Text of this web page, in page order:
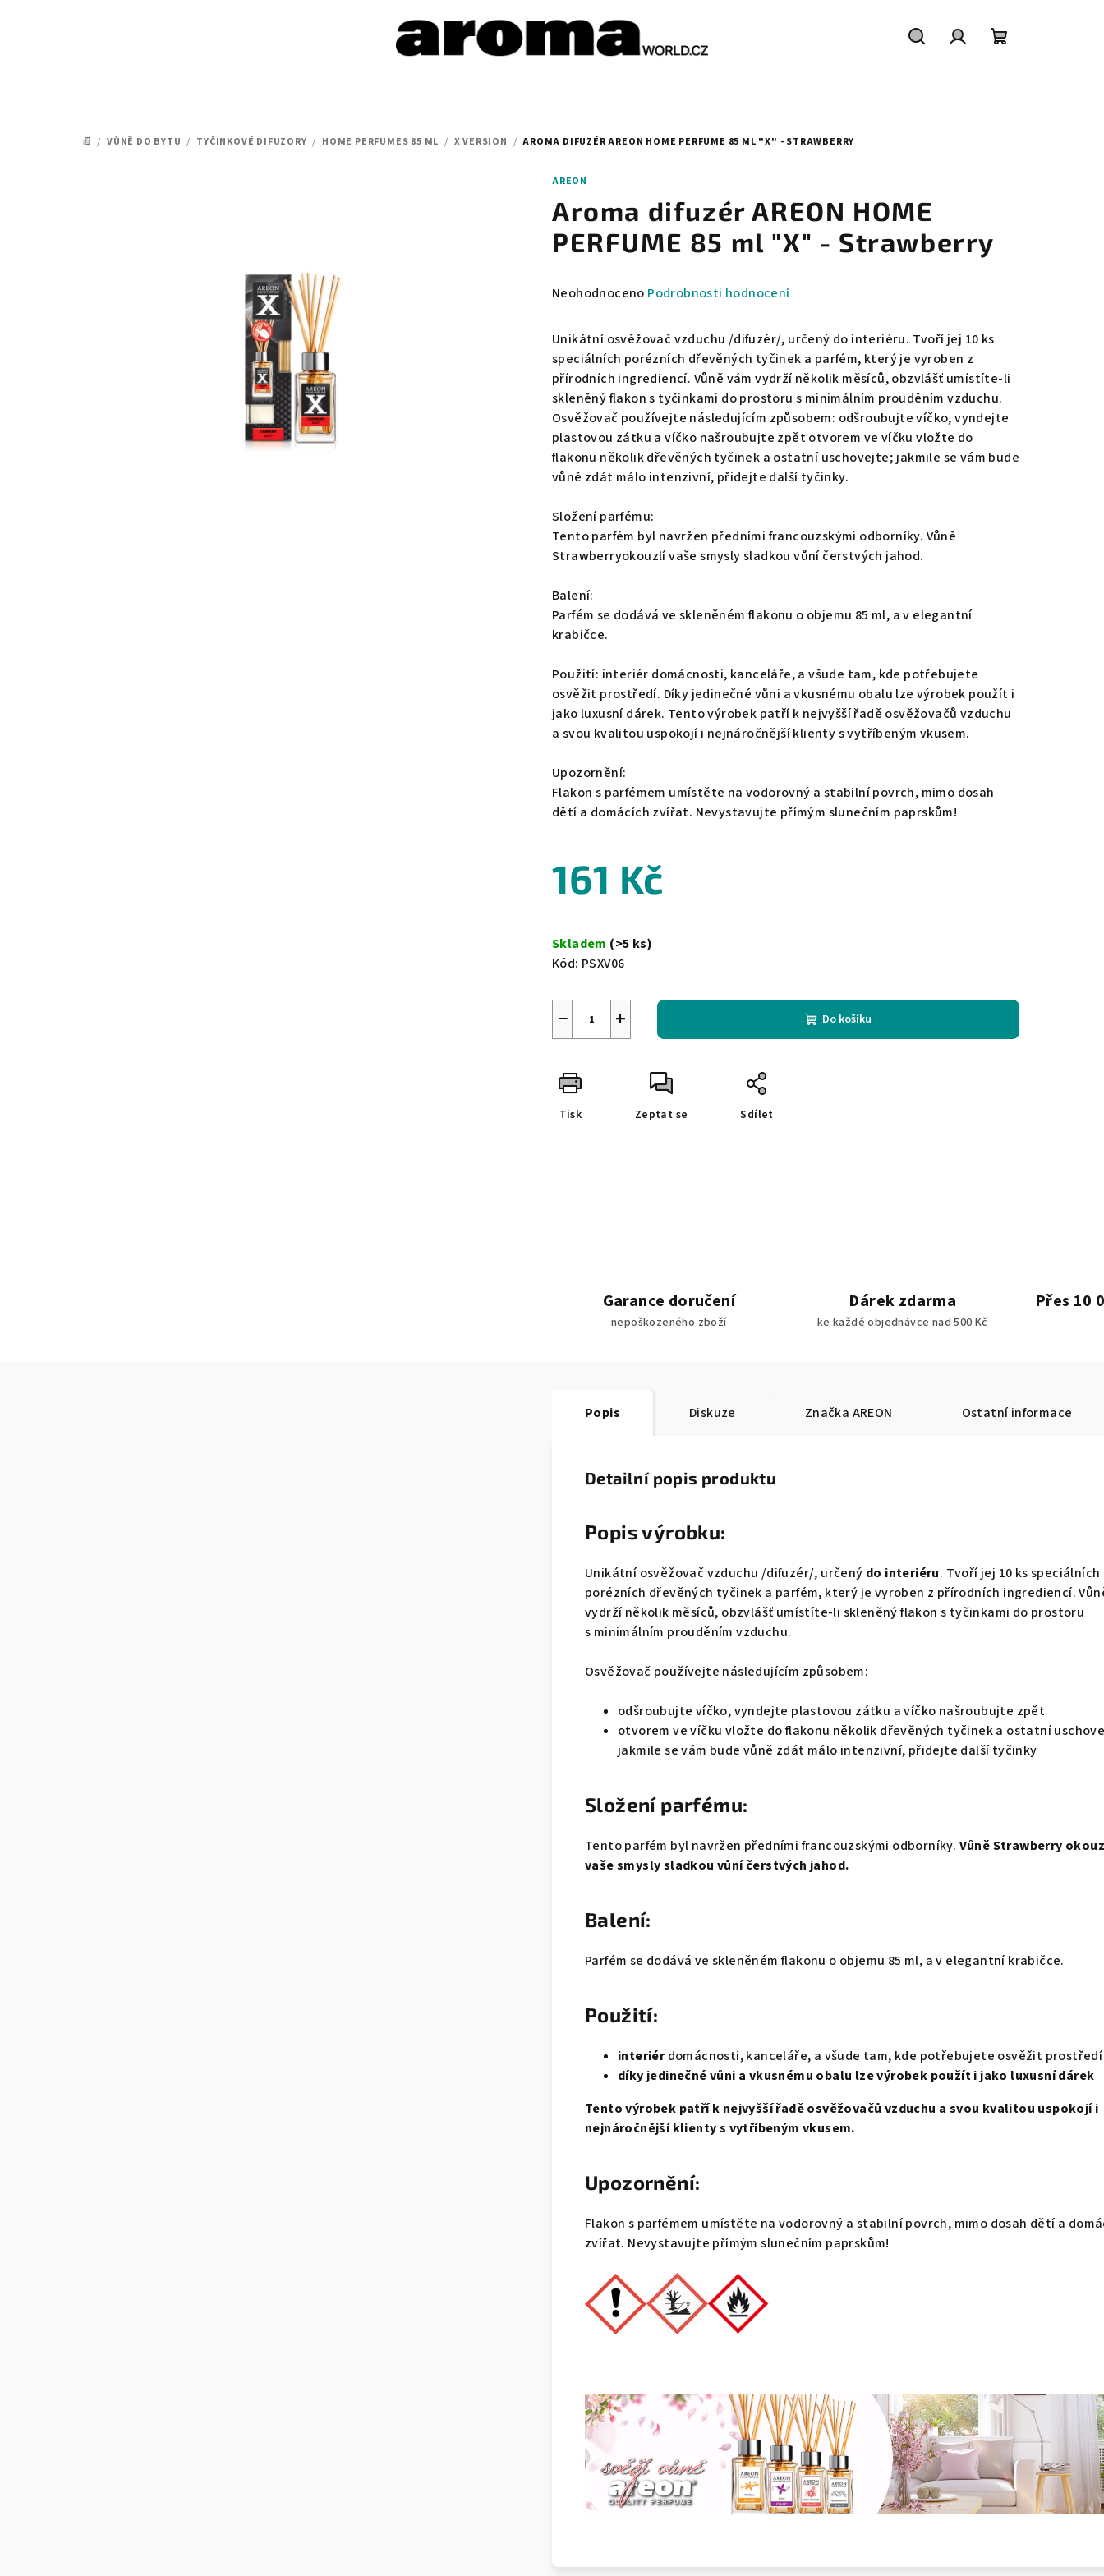
DOMŮ
/ VŮNĚ DO BYTU / TYČINKOVÉ DIFUZORY / HOME PERFUMES 85 ML / X VERSION / AROMA DIFUZÉR AREON HOME PERFUME 85 ML "X" - STRAWBERRY
AREON
Aroma difuzér AREON HOME
PERFUME 85 ml "X" - Strawberry
Průměrné
produktu
0,0
z
5
hvězdiček.
Neohodnoceno Podrobnosti hodnocení
Unikátní osvěžovač vzduchu /difuzér/, určený do interiéru. Tvoří jej 10 ks
speciálních porézních dřevěných tyčinek a parfém, který je vyroben z
přírodních ingrediencí. Vůně vám vydrží několik měsíců, obzvlášť umístíte-li
skleněný flakon s tyčinkami do prostoru s minimálním prouděním vzduchu.
Osvěžovač používejte následujícím způsobem: odšroubujte víčko, vyndejte
plastovou zátku a víčko našroubujte zpět otvorem ve víčku vložte do
flakonu několik dřevěných tyčinek a ostatní uschovejte; jakmile se vám bude
vůně zdát málo intenzivní, přidejte další tyčinky.
Složení parfému:
Tento parfém byl navržen předními francouzskými odborníky. Vůně
Strawberryokouzlí vaše smysly sladkou vůní čerstvých jahod.
Balení:
Parfém se dodává ve skleněném flakonu o objemu 85 ml, a v elegantní
krabičce.
Použití: interiér domácnosti, kanceláře, a všude tam, kde potřebujete
osvěžit prostředí. Díky jedinečné vůni a vkusnému obalu lze výrobek použít i
jako luxusní dárek. Tento výrobek patří k nejvyšší řadě osvěžovačů vzduchu
a svou kvalitou uspokojí i nejnáročnější klienty s vytříbeným vkusem.
Upozornění:
Flakon s parfémem umístěte na vodorovný a stabilní povrch, mimo dosah
dětí a domácích zvířat. Nevystavujte přímým slunečním paprskům!
161 Kč
cena:
Skladem (>5 ks)
Kód: PSXV06
+
− Do košíku
Tisk Zeptat se Sdílet
Garance doručení
nepoškozeného zboží
Dárek zdarma
ke každé objednávce nad 500 Kč
Přes 10
Popis Diskuze Značka AREON Ostatní informace
Detailní popis produktu
Popis výrobku:
Unikátní osvěžovač vzduchu /difuzér/, určený do interiéru. Tvoří jej 10 ks speciálních
porézních dřevěných tyčinek a parfém, který je vyroben z přírodních ingrediencí.
vydrží několik měsíců, obzvlášť umístíte-li skleněný flakon s tyčinkami do prostoru
s minimálním prouděním vzduchu.
Osvěžovač používejte následujícím způsobem:
odšroubujte víčko, vyndejte plastovou zátku a víčko našroubujte zpět
otvorem ve víčku vložte do flakonu několik dřevěných tyčinek a ostatní
jakmile se vám bude vůně zdát málo intenzivní, přidejte další tyčinky
Složení parfému:
Tento parfém byl navržen předními francouzskými odborníky. Vůně Strawberry
vaše smysly sladkou vůní čerstvých jahod.
Balení:
Parfém se dodává ve skleněném flakonu o objemu 85 ml, a v elegantní krabičce.
Použití:
interiérdomácnosti, kanceláře, a všude tam, kde potřebujete osvěžit prostředí
díky jedinečné vůni a vkusnému obalu lze výrobek použít i jako luxusní dárek
Tento výrobek patří k nejvyšší řadě osvěžovačů vzduchu a svou kvalitou uspokojí i
nejnáročnější klienty s vytříbeným vkusem.
Upozornění:
Flakon s parfémem umístěte na vodorovný a stabilní povrch, mimo dosah dětí a
zvířat. Nevystavujte přímým slunečním paprskům!